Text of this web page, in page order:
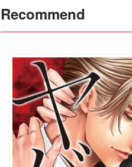
Recommend